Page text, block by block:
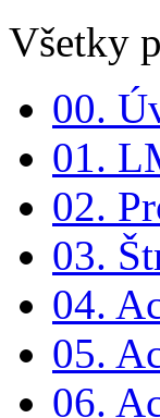
Všetky
00.
01.
02.
03.
04.
05.
06.